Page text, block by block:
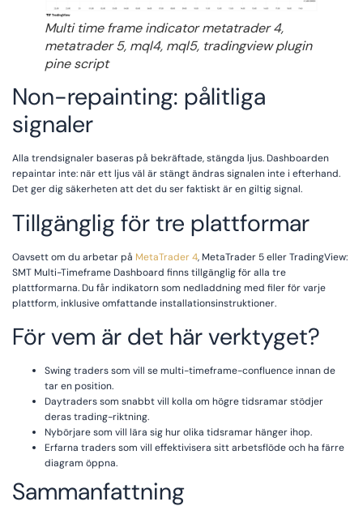
Multi time frame indicator metatrader 4,
metatrader 5, mql4, mql5, tradingview plugin
pine script
Non-repainting: pålitliga
signaler
Alla trendsignaler baseras på bekräftade, stängda ljus. Dashboarden
repaintar inte: när ett ljus väl är stängt ändras signalen inte i efterhand.
Det ger dig säkerheten att det du ser faktiskt är en giltig signal.
Tillgänglig för tre plattformar
Oavsett om du arbetar på MetaTrader 4, MetaTrader 5 eller TradingView:
SMT Multi-Timeframe Dashboard finns tillgänglig för alla tre
plattformarna. Du får indikatorn som nedladdning med filer för varje
plattform, inklusive omfattande installationsinstruktioner.
För vem är det här verktyget?
Swing traders som vill se multi-timeframe-confluence innan de
tar en position.
Daytraders som snabbt vill kolla om högre tidsramar stödjer
deras trading-riktning.
Nybörjare som vill lära sig hur olika tidsramar hänger ihop.
Erfarna traders som vill effektivisera sitt arbetsflöde och ha färre
diagram öppna.
Sammanfattning